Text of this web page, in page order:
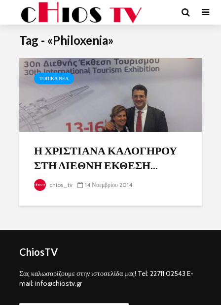
Tag - «Philoxenia»
ΤΟΠΙΚΑ ΝΕΑ
Η ΧΡΙΣΤΙΑΝΑ ΚΑΛΟΓΗΡΟΥ
ΣΤΗ ΔΙΕΘΝΗ ΕΚΘΕΣΗ...
chios_tv 14 Νοεμβρίου 2014
ChiosTV
Σας καλωσορίζουμε στην ιστοσελίδα μας! Tel: 22711 02543 E-
mail: info@chiostv.gr